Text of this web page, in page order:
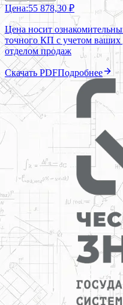
Цена:55 878,30 ₽
Цена носит
точного КП с учетом ваших
отделом продаж
Скачать PDFПодробнее